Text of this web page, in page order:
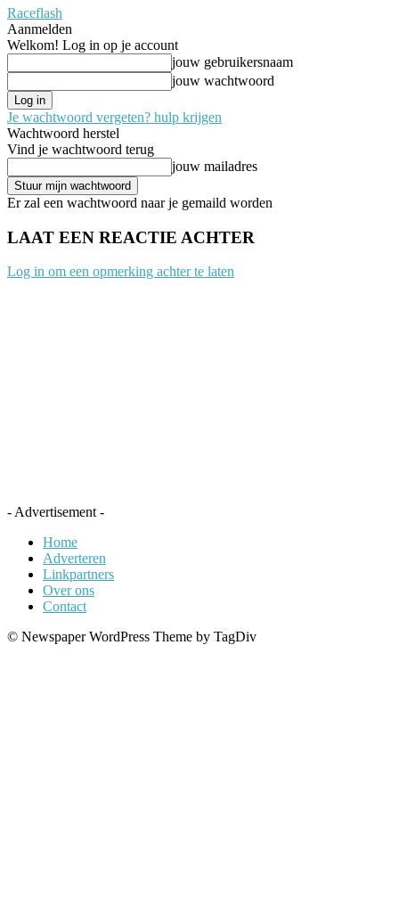
Raceflash
Aanmelden
Welkom! Log in op je account
jouw gebruikersnaam
jouw wachtwoord
Je wachtwoord vergeten? hulp krijgen
Wachtwoord herstel
Vind je wachtwoord terug
jouw mailadres
Er zal een wachtwoord naar je gemaild worden
LAAT EEN REACTIE ACHTER
Log in om een opmerking achter te laten
- Advertisement -
Home
Adverteren
Linkpartners
Over ons
Contact
© Newspaper WordPress Theme by TagDiv